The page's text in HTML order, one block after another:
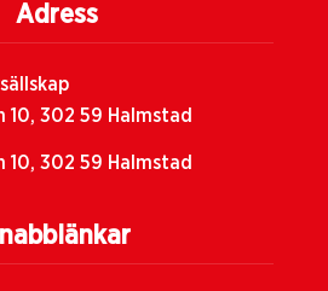
Adress
10, 302 59 Halmstad
10, 302 59 Halmstad